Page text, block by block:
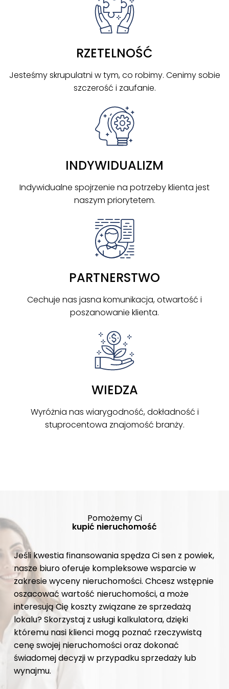
RZETELNOŚĆ
Jesteśmy skrupulatni w tym, co robimy. Cenimy sobie
szczerość i zaufanie.
INDYWIDUALIZM
Indywidualne spojrzenie na potrzeby klienta jest
naszym priorytetem.
PARTNERSTWO
Cechuje nas jasna komunikacja, otwartość i
poszanowanie klienta.
WIEDZA
Wyróżnia nas wiarygodność, dokładność i
stuprocentowa znajomość branży.
Pomożemy Ci
kupić nieruchomość
Jeśli kwestia finansowania spędza Ci sen z powiek,
nasze biuro oferuje kompleksowe wsparcie w
zakresie wyceny nieruchomości. Chcesz wstępnie
oszacować wartość nieruchomości, a może
interesują Cię koszty związane ze sprzedażą
lokalu? Skorzystaj z usługi kalkulatora, dzięki
któremu nasi klienci mogą poznać rzeczywistą
cenę swojej nieruchomości oraz dokonać
świadomej decyzji w przypadku sprzedaży lub
wynajmu.